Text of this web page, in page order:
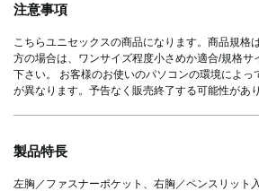
注意事項
こちらユニセックスの商品になります。商品規格
方の場合は、ワンサイズ程度小さめか適合/規格サ
下さい。 お客様のお使いのパソコンの環境によっ
が異なります。予告なく販売終了する可能性があり
製品特長
左胸／ファスナーポケット、右胸／ペンスリット